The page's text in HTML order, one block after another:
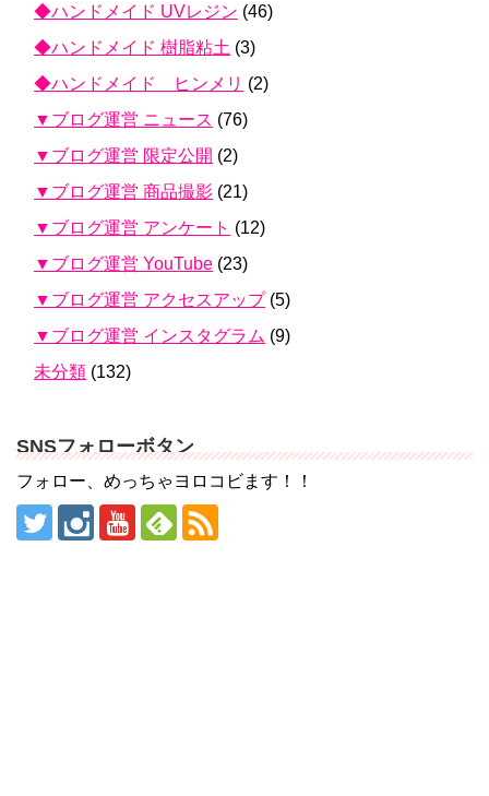
◆ハンドメイド UVレジン (46)
◆ハンドメイド 樹脂粘土 (3)
◆ハンドメイド ヒンメリ (2)
▼ブログ運営 ニュース (76)
▼ブログ運営 限定公開 (2)
▼ブログ運営 商品撮影 (21)
▼ブログ運営 アンケート (12)
▼ブログ運営 YouTube (23)
▼ブログ運営 アクセスアップ(5)
▼ブログ運営 インスタグラム (9)
未分類 (132)
SNSフォローボタン
フォロー、めっちゃヨロコビます！！